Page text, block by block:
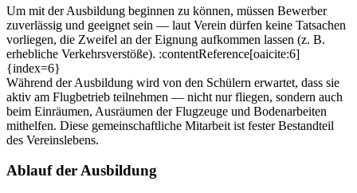
Um mit der Ausbildung beginnen zu können, müssen Bewerber
zuverlässig und geeignet sein — laut Verein dürfen keine Tatsachen
vorliegen, die Zweifel an der Eignung aufkommen lassen (z. B.
erhebliche Verkehrsverstöße). :contentReference[oaicite:6]
{index=6}
Während der Ausbildung wird von den Schülern erwartet, dass sie
aktiv am Flugbetrieb teilnehmen — nicht nur fliegen, sondern auch
beim Einräumen, Ausräumen der Flugzeuge und Bodenarbeiten
mithelfen. Diese gemeinschaftliche Mitarbeit ist fester Bestandteil
des Vereinslebens.
Ablauf der Ausbildung